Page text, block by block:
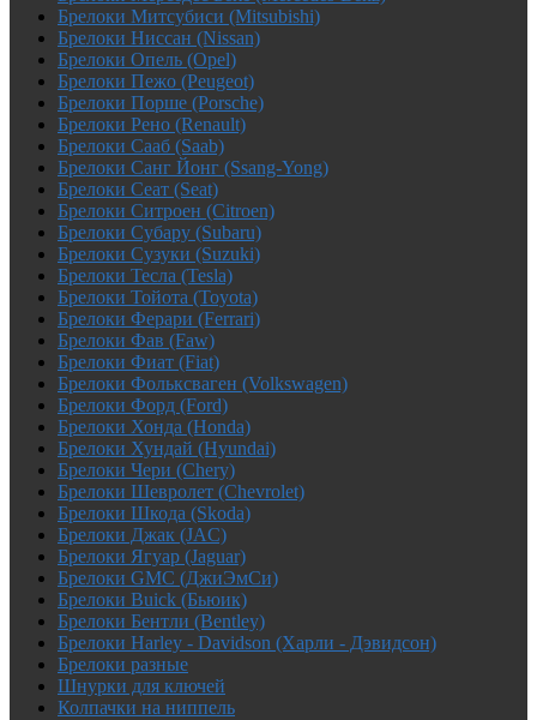
Брелоки Митсубиси (Mitsubishi)
Брелоки Ниссан (Nissan)
Брелоки Опель (Opel)
Брелоки Пежо (Peugeot)
Брелоки Порше (Porsche)
Брелоки Рено (Renault)
Брелоки Сааб (Saab)
Брелоки Санг Йонг (Ssang-Yong)
Брелоки Сеат (Seat)
Брелоки Ситроен (Citroen)
Брелоки Субару (Subaru)
Брелоки Сузуки (Suzuki)
Брелоки Тесла (Tesla)
Брелоки Тойота (Toyota)
Брелоки Ферари (Ferrari)
Брелоки Фав (Faw)
Брелоки Фиат (Fiat)
Брелоки Фольксваген (Volkswagen)
Брелоки Форд (Ford)
Брелоки Хонда (Honda)
Брелоки Хундай (Hyundai)
Брелоки Чери (Chery)
Брелоки Шевролет (Chevrolet)
Брелоки Шкода (Skoda)
Брелоки Джак (JAC)
Брелоки Ягуар (Jaguar)
Брелоки GMC (ДжиЭмСи)
Брелоки Buick (Бьюик)
Брелоки Бентли (Bentley)
Брелоки Harley - Davidson (Харли - Дэвидсон)
Брелоки разные
Шнурки для ключей
Колпачки на ниппель